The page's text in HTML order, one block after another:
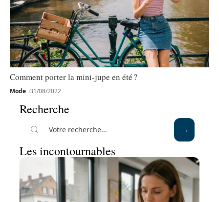
Comment porter la mini-jupe en été ?
Mode 31/08/2022
Recherche
Les incontournables